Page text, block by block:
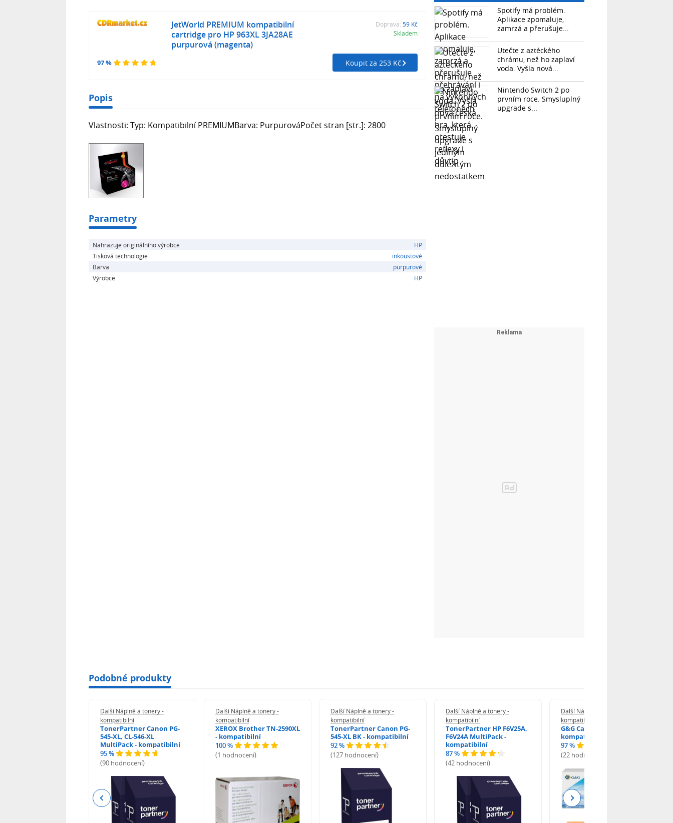
97 %
JetWorld PREMIUM kompatibilní
cartridge pro HP 963XL 3JA28AE
purpurová (magenta)
Doprava: 59 Kč
Skladem
Koupit za 253 Kč
Popis
Vlastnosti: Typ: Kompatibilní PREMIUMBarva: PurpurováPočet stran [str.]: 2800
Parametry
Nahrazuje originálního výrobce
HP
Tisková technologie
inkoustové
Barva
purpurové
Výrobce
HP
Spotify má problém.
Aplikace zpomaluje,
zamrzá a přerušuje...
Utečte z aztéckého
chrámu, než ho zaplaví
voda. Vyšla nová...
Nintendo Switch 2 po
prvním roce. Smysluplný
upgrade s...
Podobné produkty
Další Náplně a tonery -
kompatibilní
TonerPartner Canon PG-
545-XL, CL-546-XL
MultiPack - kompatibilní
95 %
(90 hodnocení)
Další Náplně a tonery -
kompatibilní
XEROX Brother TN-2590XL
- kompatibilní
100 %
(1 hodnocení)
Další Náplně a tonery -
kompatibilní
TonerPartner Canon PG-
545-XL BK - kompatibilní
92 %
(127 hodnocení)
Další Náplně a tonery -
kompatibilní
TonerPartner HP F6V25A,
F6V24A MultiPack -
kompatibilní
87 %
(42 hodnocení)
Další Náplně a tonery -
kompatibilní
G&G Canon 064 H M -
kompatibilní
97 %
(22 hodnocení)
Previous Next